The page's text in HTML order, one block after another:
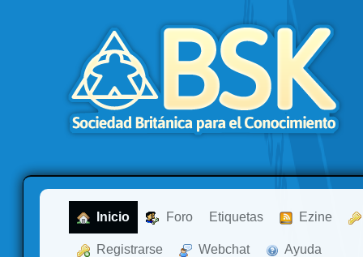
Inicio Foro Etiquetas Ezine
Registrarse Webchat Ayuda